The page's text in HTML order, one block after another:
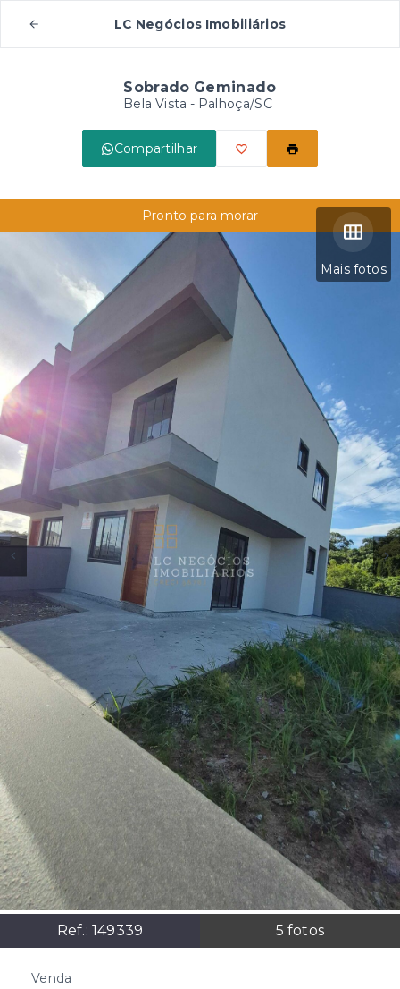
LC Negócios Imobiliários
Sobrado Geminado
Bela Vista - Palhoça/SC
Compartilhar
Mais fotos
Ref.: 149339 5 fotos
Pronto para morar
Venda